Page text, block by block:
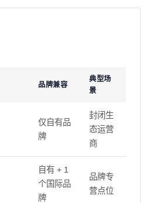
品牌兼容
典型场
景
仅自有品
牌
封闭生
态运营
商
自有 + 1
个国际品
牌
品牌专
营点位